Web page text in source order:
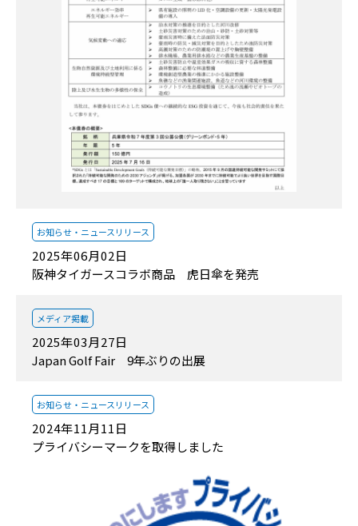
2025年06月02日
お知らせ・ ニュースリリース
阪神タイガースコラボ商品 虎日傘を発売
2025年03月27日
メディア掲載
Japan Golf Fair 9年ぶりの出展
2024年11月11日
お知らせ・ ニュースリリース
プライバシーマークを取得しました